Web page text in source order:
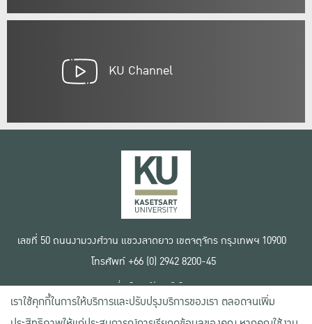
KU Channel
เลขที่ 50 ถนนงามวงศ์วาน แขวงลาดยาว เขตจตุจักร กรุงเทพฯ 10900
โทรศัพท์ +66 (0) 2942 8200-45
เงื่อนไขการใช้งานเว็บไซต์
ข้อตกลงด้านสิทธิ์ใช้งาน
นโยบายความเป็นส่วนตัว
เราใช้คุกกี้ในการให้บริการและปรับปรุงบริการของเรา ตลอดจนเพิ่ม